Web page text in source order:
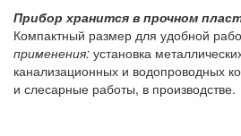
Прибор хранится в прочном
Компактный размер для удобной
применения: установка
канализационных и водопроводных
и слесарные работы, в производстве.